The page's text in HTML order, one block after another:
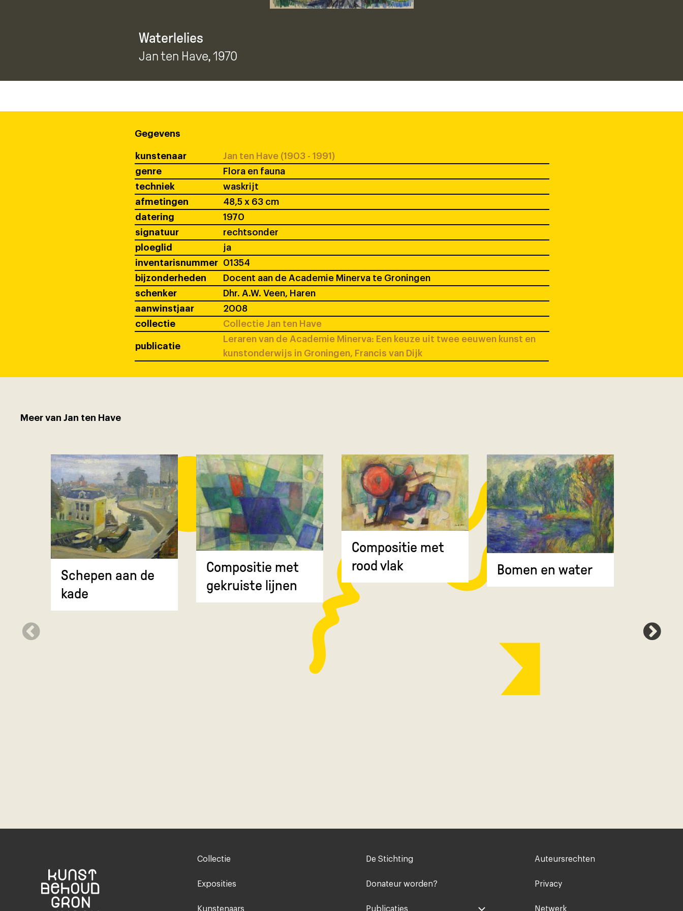
Waterlelies
Jan ten Have, 1970
Gegevens
kunstenaar
Jan ten Have (1903 - 1991)
genre
Flora en fauna
techniek
waskrijt
afmetingen
48,5 x 63 cm
datering
1970
signatuur
rechtsonder
ploeglid
ja
inventarisnummer
01354
bijzonderheden
Docent aan de Academie Minerva te Groningen
schenker
Dhr. A.W. Veen, Haren
aanwinstjaar
2008
collectie
Collectie Jan ten Have
publicatie
Leraren van de Academie Minerva: Een keuze uit twee eeuwen kunst en
kunstonderwijs in Groningen, Francis van Dijk
Meer van Jan ten Have
Schepen aan de
kade
Compositie met
gekruiste lijnen
Compositie met
rood vlak
Bomen en water
Footer-
Collectie
Exposities
Kunstenaars
Voet
De Stichting
Donateur worden?
Publicaties
Voet
Auteursrechten
Privacy
Netwerk